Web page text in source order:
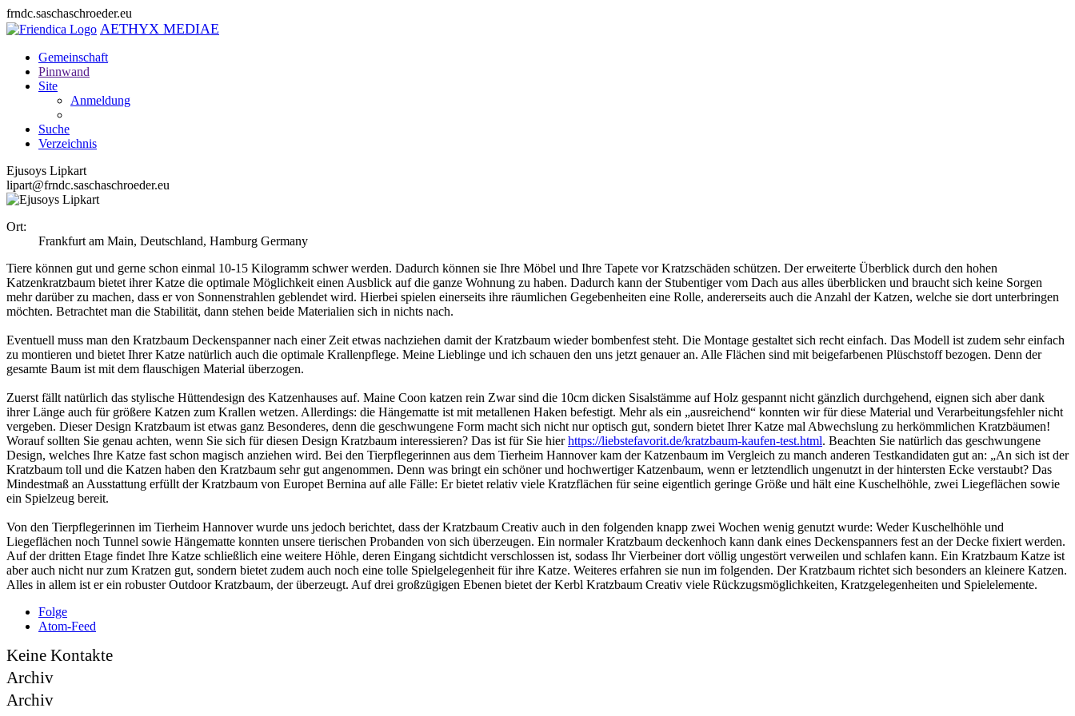
frndc.saschaschroeder.eu
AETHYX MEDIAE
Gemeinschaft
Pinnwand
Site
Anmeldung
Suche
Verzeichnis
Ejusoys Lipkart
lipart@frndc.saschaschroeder.eu
Ort:
Frankfurt am Main, Deutschland, Hamburg Germany
Tiere können gut und gerne schon einmal 10-15 Kilogramm schwer werden. Dadurch können sie Ihre Möbel und Ihre Tapete vor Kratzschäden schützen. Der erweiterte Überblick durch den hohen
Katzenkratzbaum bietet ihrer Katze die optimale Möglichkeit einen Ausblick auf die ganze Wohnung zu haben. Dadurch kann der Stubentiger vom Dach aus alles überblicken und braucht sich keine Sorgen
mehr darüber zu machen, dass er von Sonnenstrahlen geblendet wird. Hierbei spielen einerseits ihre räumlichen Gegebenheiten eine Rolle, andererseits auch die Anzahl der Katzen, welche sie dort unterbringen
möchten. Betrachtet man die Stabilität, dann stehen beide Materialien sich in nichts nach.
Eventuell muss man den Kratzbaum Deckenspanner nach einer Zeit etwas nachziehen damit der Kratzbaum wieder bombenfest steht. Die Montage gestaltet sich recht einfach. Das Modell ist zudem sehr einfach
zu montieren und bietet Ihrer Katze natürlich auch die optimale Krallenpflege. Meine Lieblinge und ich schauen den uns jetzt genauer an. Alle Flächen sind mit beigefarbenen Plüschstoff bezogen. Denn der
gesamte Baum ist mit dem flauschigen Material überzogen.
Zuerst fällt natürlich das stylische Hüttendesign des Katzenhauses auf. Maine Coon katzen rein Zwar sind die 10cm dicken Sisalstämme auf Holz gespannt nicht gänzlich durchgehend, eignen sich aber dank
ihrer Länge auch für größere Katzen zum Krallen wetzen. Allerdings: die Hängematte ist mit metallenen Haken befestigt. Mehr als ein „ausreichend“ konnten wir für diese Material und Verarbeitungsfehler nicht
vergeben. Dieser Design Kratzbaum ist etwas ganz Besonderes, denn die geschwungene Form macht sich nicht nur optisch gut, sondern bietet Ihrer Katze mal Abwechslung zu herkömmlichen Kratzbäumen!
Worauf sollten Sie genau achten, wenn Sie sich für diesen Design Kratzbaum interessieren? Das ist für Sie hierhttps://liebstefavorit.de/kratzbaum-kaufen-test.html. Beachten Sie natürlich das geschwungene
Design, welches Ihre Katze fast schon magisch anziehen wird. Bei den Tierpflegerinnen aus dem Tierheim Hannover kam der Katzenbaum im Vergleich zu manch anderen Testkandidaten gut an: „An sich ist der
Kratzbaum toll und die Katzen haben den Kratzbaum sehr gut angenommen. Denn was bringt ein schöner und hochwertiger Katzenbaum, wenn er letztendlich ungenutzt in der hintersten Ecke verstaubt? Das
Mindestmaß an Ausstattung erfüllt der Kratzbaum von Europet Bernina auf alle Fälle: Er bietet relativ viele Kratzflächen für seine eigentlich geringe Größe und hält eine Kuschelhöhle, zwei Liegeflächen sowie
ein Spielzeug bereit.
Von den Tierpflegerinnen im Tierheim Hannover wurde uns jedoch berichtet, dass der Kratzbaum Creativ auch in den folgenden knapp zwei Wochen wenig genutzt wurde: Weder Kuschelhöhle und
Liegeflächen noch Tunnel sowie Hängematte konnten unsere tierischen Probanden von sich überzeugen. Ein normaler Kratzbaum deckenhoch kann dank eines Deckenspanners fest an der Decke fixiert werden.
Auf der dritten Etage findet Ihre Katze schließlich eine weitere Höhle, deren Eingang sichtdicht verschlossen ist, sodass Ihr Vierbeiner dort völlig ungestört verweilen und schlafen kann. Ein Kratzbaum Katze ist
aber auch nicht nur zum Kratzen gut, sondern bietet zudem auch noch eine tolle Spielgelegenheit für ihre Katze. Weiteres erfahren sie nun im folgenden. Der Kratzbaum richtet sich besonders an kleinere Katzen.
Alles in allem ist er ein robuster Outdoor Kratzbaum, der überzeugt. Auf drei großzügigen Ebenen bietet der Kerbl Kratzbaum Creativ viele Rückzugsmöglichkeiten, Kratzgelegenheiten und Spielelemente.
Folge
Atom-Feed
Keine Kontakte
Archiv
Archiv